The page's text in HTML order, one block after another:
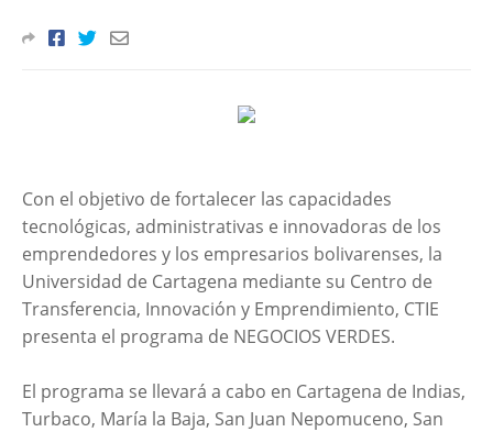
Con el objetivo de fortalecer las capacidades
tecnológicas, administrativas e innovadoras de los
emprendedores y los empresarios bolivarenses, la
Universidad de Cartagena mediante su Centro de
Transferencia, Innovación y Emprendimiento, CTIE
presenta el programa de NEGOCIOS VERDES.
El programa se llevará a cabo en Cartagena de Indias,
Turbaco, María la Baja, San Juan Nepomuceno, San